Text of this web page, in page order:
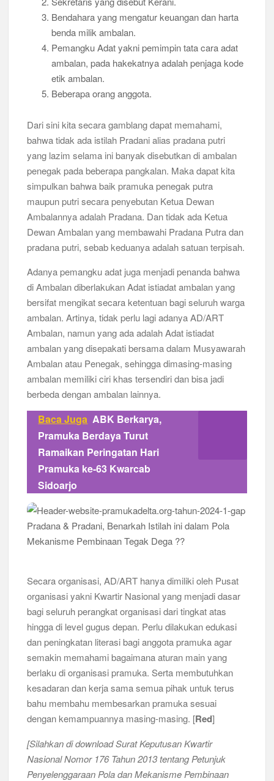
Bendahara yang mengatur keuangan dan harta
benda milik ambalan.
Pemangku Adat yakni pemimpin tata cara adat
ambalan, pada hakekatnya adalah penjaga kode
etik ambalan.
Beberapa orang anggota.
Dari sini kita secara gamblang dapat memahami,
bahwa tidak ada istilah Pradani alias pradana putri
yang lazim selama ini banyak disebutkan di ambalan
penegak pada beberapa pangkalan. Maka dapat kita
simpulkan bahwa baik pramuka penegak putra
maupun putri secara penyebutan Ketua Dewan
Ambalannya adalah Pradana. Dan tidak ada Ketua
Dewan Ambalan yang membawahi Pradana Putra dan
pradana putri, sebab keduanya adalah satuan terpisah.
Adanya pemangku adat juga menjadi penanda bahwa
di Ambalan diberlakukan Adat istiadat ambalan yang
bersifat mengikat secara ketentuan bagi seluruh warga
ambalan. Artinya, tidak perlu lagi adanya AD/ART
Ambalan, namun yang ada adalah Adat istiadat
ambalan yang disepakati bersama dalam Musyawarah
Ambalan atau Penegak, sehingga dimasing-masing
ambalan memiliki ciri khas tersendiri dan bisa jadi
berbeda dengan ambalan lainnya.
Baca Juga ABK Berkarya,
Pramuka Berdaya Turut
Ramaikan Peringatan Hari
Pramuka ke-63 Kwarcab
Sidoarjo
Secara organisasi, AD/ART hanya dimiliki oleh Pusat
organisasi yakni Kwartir Nasional yang menjadi dasar
bagi seluruh perangkat organisasi dari tingkat atas
hingga di level gugus depan. Perlu dilakukan edukasi
dan peningkatan literasi bagi anggota pramuka agar
semakin memahami bagaimana aturan main yang
berlaku di organisasi pramuka. Serta membutuhkan
kesadaran dan kerja sama semua pihak untuk terus
bahu membahu membesarkan pramuka sesuai
dengan kemampuannya masing-masing. [Red]
[Silahkan di download Surat Keputusan Kwartir
Nasional Nomor 176 Tahun 2013 tentang Petunjuk
Penyelenggaraan Pola dan Mekanisme Pembinaan